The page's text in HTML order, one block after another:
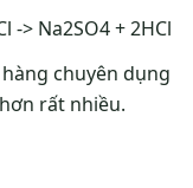
-> Na2SO4 + 2HCl
chuyên dụng
rất nhiều.